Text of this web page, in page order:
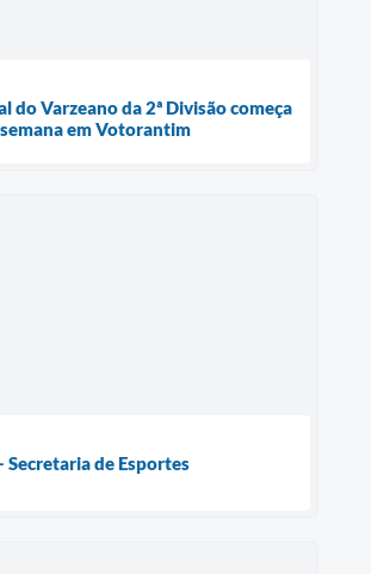
do Varzeano da 2ª Divisão começa
em Votorantim
Secretaria de Esportes